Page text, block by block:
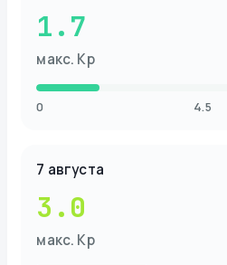
1.7
макс. Kp
0 4.5
7 августа
3.0
макс. Kp